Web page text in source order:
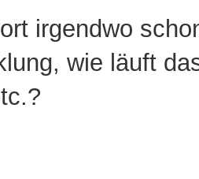
irgendwo
wie läuft